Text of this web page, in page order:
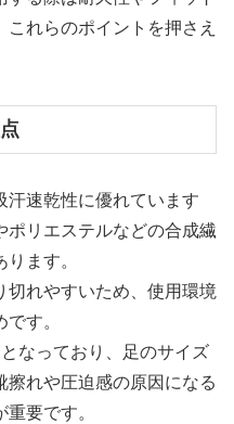
れらのポイントを押さえ
汗速乾性に優れています
ポリエステルなどの合成繊
ます。
切れやすいため、使用環境
す。
なっており、足のサイズ
擦れや圧迫感の原因になる
要です。